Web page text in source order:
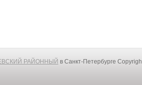
РАЙОННЫЙ в Санкт-Петербурге